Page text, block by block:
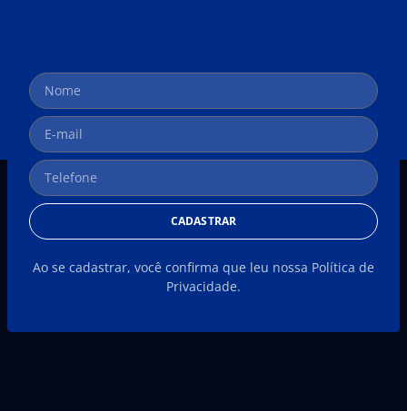
CADASTRAR
Ao se cadastrar, você confirma que leu nossa Política de
Privacidade.